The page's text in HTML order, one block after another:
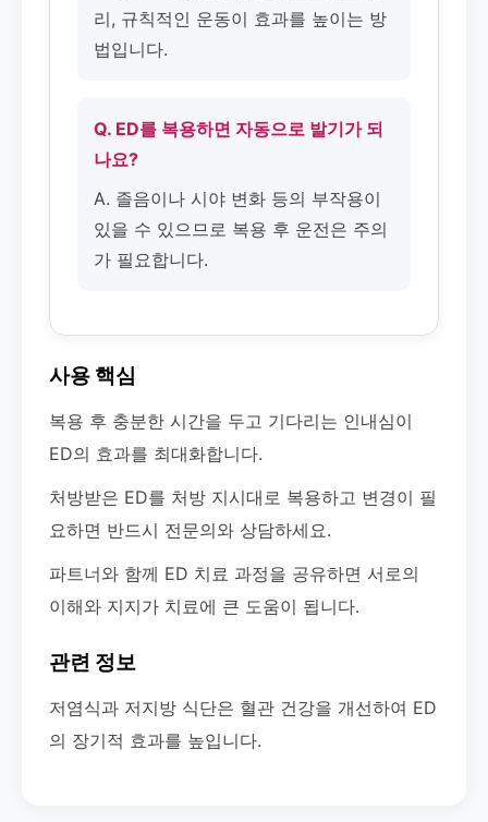
리, 규칙적인 운동이 효과를 높이는 방
법입니다.
Q. ED를 복용하면 자동으로 발기가 되
나요?
A. 졸음이나 시야 변화 등의 부작용이
있을 수 있으므로 복용 후 운전은 주의
가 필요합니다.
사용 핵심
복용 후 충분한 시간을 두고 기다리는 인내심이
ED의 효과를 최대화합니다.
처방받은 ED를 처방 지시대로 복용하고 변경이 필
요하면 반드시 전문의와 상담하세요.
파트너와 함께 ED 치료 과정을 공유하면 서로의
이해와 지지가 치료에 큰 도움이 됩니다.
관련 정보
저염식과 저지방 식단은 혈관 건강을 개선하여 ED
의 장기적 효과를 높입니다.